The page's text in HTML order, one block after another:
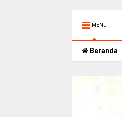
MENU
Beranda